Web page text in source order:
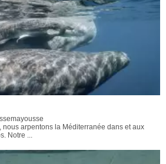
nous arpentons la Méditerranée dans et aux
Notre ...